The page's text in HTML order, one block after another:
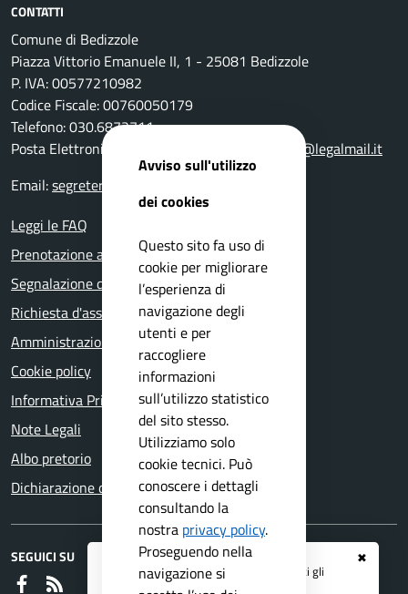
✖
Registrati ai serviziAPP IO
e ricevi tutti gli
aggiornamenti dall'Ente
CONTATTI
Comune di Bedizzole
Piazza Vittorio Emanuele II, 1 - 25081 Bedizzole
P. IVA: 00577210982
Codice Fiscale: 00760050179
Telefono: 030.6872711
Posta Elettronica Certificata:
comune.bedizzole@legalmail.it
Email:segreteria@comune.bedizzole.bs.it
Leggi le FAQ
Prenotazione appuntamento
Segnalazione disservizio
Richiesta d'assistenza
Amministrazione trasparente
Cookie policy
Informativa Privacy
Note Legali
Albo pretorio
Dichiarazione di accessibilità
SEGUICI SU
Faceboook
Avviso sull'utilizzo
dei cookies
Questo sito fa uso di
cookie per migliorare
l’esperienza di
navigazione degli
utenti e per
raccogliere
informazioni
sull’utilizzo statistico
del sito stesso.
Utilizziamo solo
cookie tecnici. Può
conoscere i dettagli
consultando la
nostra privacy policy.
Proseguendo nella
navigazione si